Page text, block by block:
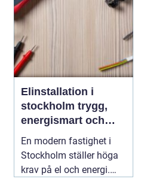
Elinstallation i
stockholm trygg,
energismart och
framtidssäker el i
fastigheten
En modern fastighet i
Stockholm ställer höga
krav på el och energi.